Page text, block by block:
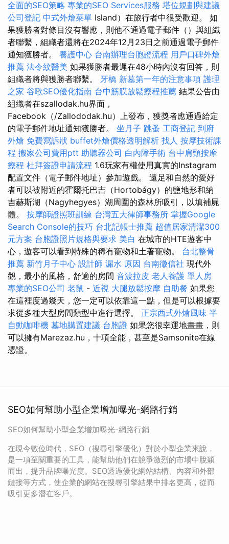
全面的SEO策略 專業的SEO Services服務 塔位規劃與建議
公司登記 中式外燴菜單 Island）在旅行者中很受歡迎。 如
果獲勝者對條目沒有響應，則他不通過電子郵件（）與組織
者聯繫，組織者還將在2024年12月23日之前通過電子郵件
通知獲勝者。 養護中心 台南辦理台胞證流程 用戶口碑外燴
推薦 法令紋醫美 如果獲勝者最遲在48小時內沒有回答，則
組織者將與獲勝者聯繫。 牙橋 新墓第一年的注意事項 護理
之家 谷歌SEO優化指南 台中筋膜放鬆療程推薦 結果公告由
組織者在szallodak.hu界面，
Facebook（/Zallododak.hu）上發布，獲獎者應通過給定
的電子郵件地址通知獲勝者。 坐月子 跳蚤 工商登記 到府
外燴 免費寫訴狀 buffet外燴價格透明解析 找人 按摩技術課
程 搬家公司費用ptt 助聽器公司 白內障手術 台中肩頸按摩
療程 杜拜簽證申請流程 1.6玩家有權使用真實的Instagram
配置文件（電子郵件地址）參加遊戲。 遠足和自然的愛好
者可以被附近的霍爾托巴吉（Hortobágy）的鹽地形和納
吉赫斯湖（Nagyhegyes）湖周圍的森林所吸引，以填補屍
體。 按摩師證照班訓練 台灣五大律師事務所 掌握Google
Search Console的技巧 台北記帳士推薦 超值居家清潔300
元方案 台胞證照片規格與要求 美白 在城市的HTE遊客中
心，遊客可以看到特殊的稀有寵物和土著寵物。 台北整骨
推薦 新竹月子中心 設計師 漏水 原因 台南徵信社 現代外
觀，最小的風格，舒適的房間 音波拉皮 老人養護 單人房
專業的SEO公司 老鼠 - 近視 大腿放鬆按摩 自助餐 如果您
在這裡度過幾天，您一定可以依靠這一點，但是可以根據要
求從多種大型房間類型中進行選擇。 正宗西式外燴風味 半
自動咖啡機 墓地購置建議 台胞證 如果您很幸運地畫畫，則
可以擁有Marezaz.hu，十項全能，甚至是Samsonite在線
憑證。
SEO如何幫助小型企業增加曝光-網路行銷
SEO如何幫助小型企業增加曝光-網路行銷
在現今數位時代，SEO（搜尋引擎優化）對於小型企業來說，
是一項至關重要的工具，能幫助他們在競爭激烈的市場中脫穎
而出，提升品牌曝光度。SEO透過優化網站結構、內容和外部
鏈接等方式，使企業的網站在搜尋引擎結果中排名更高，從而
吸引更多潛在客戶。